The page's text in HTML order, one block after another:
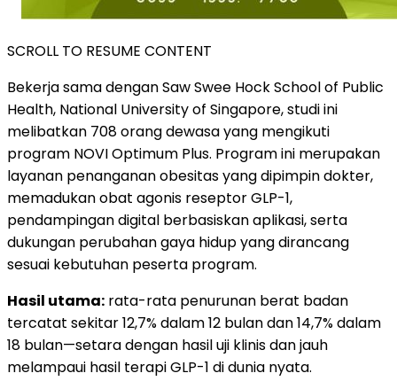
SCROLL TO RESUME CONTENT
Bekerja sama dengan Saw Swee Hock School of Public
Health, National University of Singapore, studi ini
melibatkan 708 orang dewasa yang mengikuti
program NOVI Optimum Plus. Program ini merupakan
layanan penanganan obesitas yang dipimpin dokter,
memadukan obat agonis reseptor GLP-1,
pendampingan digital berbasiskan aplikasi, serta
dukungan perubahan gaya hidup yang dirancang
sesuai kebutuhan peserta program.
Hasil utama: rata-rata penurunan berat badan
tercatat sekitar 12,7% dalam 12 bulan dan 14,7% dalam
18 bulan—setara dengan hasil uji klinis dan jauh
melampaui hasil terapi GLP-1 di dunia nyata.